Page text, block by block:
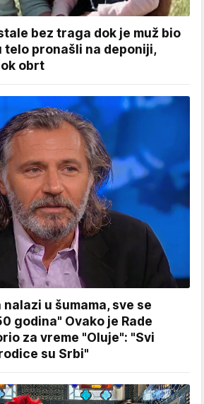
bez traga dok je muž bio
telo pronašli na deponiji,
obrt
u šumama, sve se
godina" Ovako je Rade
za vreme "Oluje": "Svi
su Srbi"